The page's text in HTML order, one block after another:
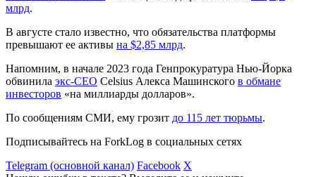
млрд.
В августе стало известно, что обязательства платформы
превышают ее активы на $2,85 млрд.
Напомним, в начале 2023 года Генпрокуратура Нью-Йорка
обвинила экс-CEO Celsius Алекса Машинского в обмане
инвесторов «на миллиарды долларов».
По сообщениям СМИ, ему грозит до 115 лет тюрьмы.
Подписывайтесь на ForkLog в социальных сетях
Telegram (основной канал) Facebook X